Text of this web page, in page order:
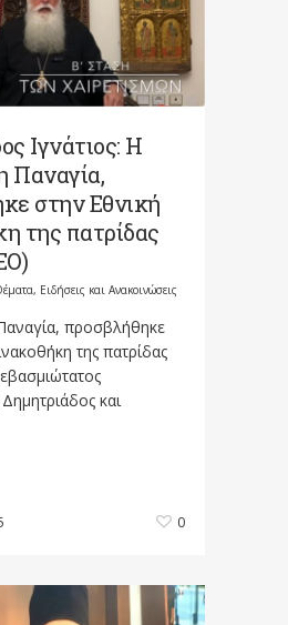
Ιγνάτιος: Η
Παναγία,
στην Εθνική
της πατρίδας
, Ειδήσεις και Ανακοινώσεις
προσβλήθηκε
της πατρίδας
και
0